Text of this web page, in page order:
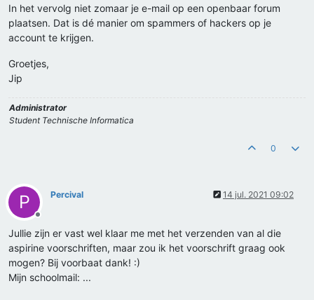
In het vervolg niet zomaar je e-mail op een openbaar forum
plaatsen. Dat is dé manier om spammers of hackers op je
account te krijgen.
Groetjes,
Jip
Administrator
Student Technische Informatica
0
P
Offline
Percival 14 jul. 2021 09:02
Jullie zijn er vast wel klaar me met het verzenden van al die
aspirine voorschriften, maar zou ik het voorschrift graag ook
mogen? Bij voorbaat dank! :)
Mijn schoolmail: ...